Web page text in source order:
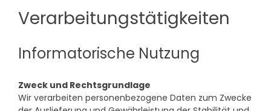
Verarbeitungstätigkeiten
Informatorische Nutzung
Zweck und Rechtsgrundlage
Wir verarbeiten personenbezogene Daten zum Zwecke